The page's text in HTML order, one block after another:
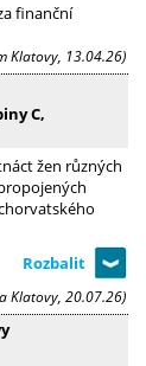
finanční
Klatovy, 13.04.26)
C,
žen různých
Klatovy, 20.07.26)